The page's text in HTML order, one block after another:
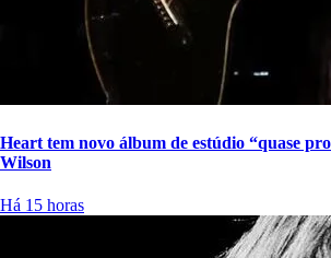
Heart tem novo álbum de estúdio “quase
Wilson
Há 15 horas